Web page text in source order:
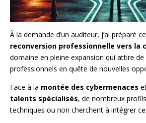
À la demande d’un auditeur, j’ai préparé
reconversion professionnelle vers la
domaine en pleine expansion qui attire de
professionnels en quête de nouvelles
Face à la montée des cybermenaces
talents spécialisés, de nombreux
techniques ou non cherchent à intégrer